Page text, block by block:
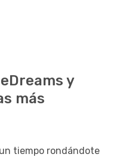
y
más
tiempo rondándote